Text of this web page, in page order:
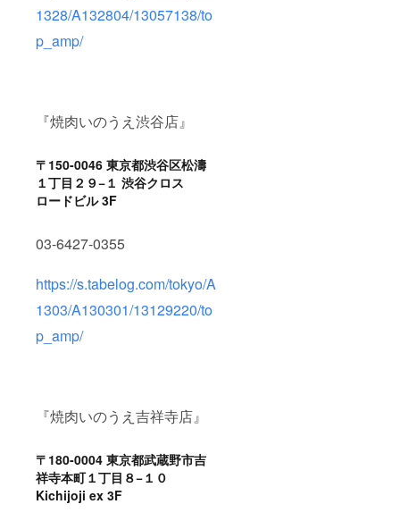
1328/A132804/13057138/to
p_amp/
『焼肉いのうえ渋谷店』
〒150-0046 東京都渋谷区松濤
１丁目２９−１ 渋谷クロス
ロードビル 3F
03-6427-0355
https://s.tabelog.com/tokyo/A
1303/A130301/13129220/to
p_amp/
『焼肉いのうえ吉祥寺店』
〒180-0004 東京都武蔵野市吉
祥寺本町１丁目８−１０
Kichijoji ex 3F